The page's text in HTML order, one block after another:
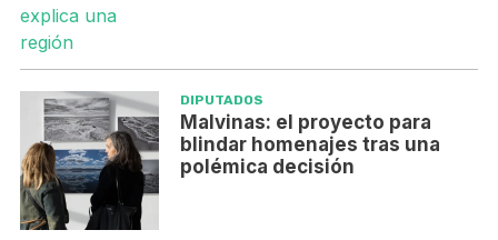
DIPUTADOS
Malvinas: el proyecto para
blindar homenajes tras una
polémica decisión